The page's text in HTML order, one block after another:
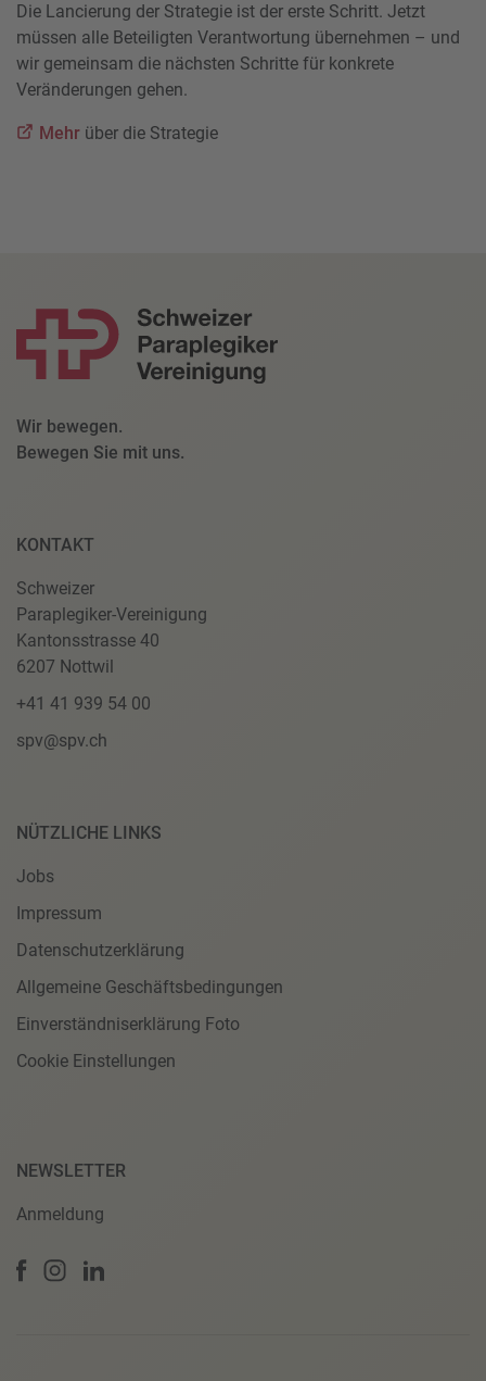
Die Lancierung der Strategie ist der erste Schritt. Jetzt
müssen alle Beteiligten Verantwortung übernehmen – und
wir gemeinsam die nächsten Schritte für konkrete
Veränderungen gehen.
Mehr über die Strategie
Wir bewegen.
Bewegen Sie mit uns.
KONTAKT
Schweizer
Paraplegiker-Vereinigung
Kantonsstrasse 40
6207 Nottwil
+41 41 939 54 00
spv@spv.ch
NÜTZLICHE LINKS
Jobs
Impressum
Datenschutzerklärung
Allgemeine Geschäftsbedingungen
Einverständniserklärung Foto
Cookie Einstellungen
NEWSLETTER
Anmeldung